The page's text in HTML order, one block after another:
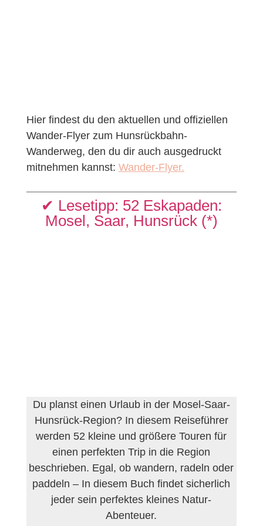
Hier findest du den aktuellen und offiziellen
Wander-Flyer zum Hunsrückbahn-
Wanderweg, den du dir auch ausgedruckt
mitnehmen kannst: Wander-Flyer.
✔︎ Lesetipp: 52 Eskapaden:
Mosel, Saar, Hunsrück (*)
Du planst einen Urlaub in der Mosel-Saar-
Hunsrück-Region? In diesem Reiseführer
werden 52 kleine und größere Touren für
einen perfekten Trip in die Region
beschrieben. Egal, ob wandern, radeln oder
paddeln – In diesem Buch findet sicherlich
jeder sein perfektes kleines Natur-
Abenteuer.